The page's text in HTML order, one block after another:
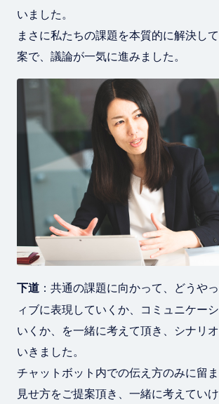
いました。
まさに私たちの課題を本質的に解決し
案で、議論が一気に進みました。
下道 ：共通の課題に向かって、どうや
ィブに表現していくか、コミュニケー
いくか、を一緒に考えて頂き、シナリ
いきました。
チャットボット内での伝え方のみに留
見せ方をご提案頂き、一緒に考えてい